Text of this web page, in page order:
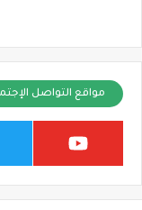
مواقع التواصل